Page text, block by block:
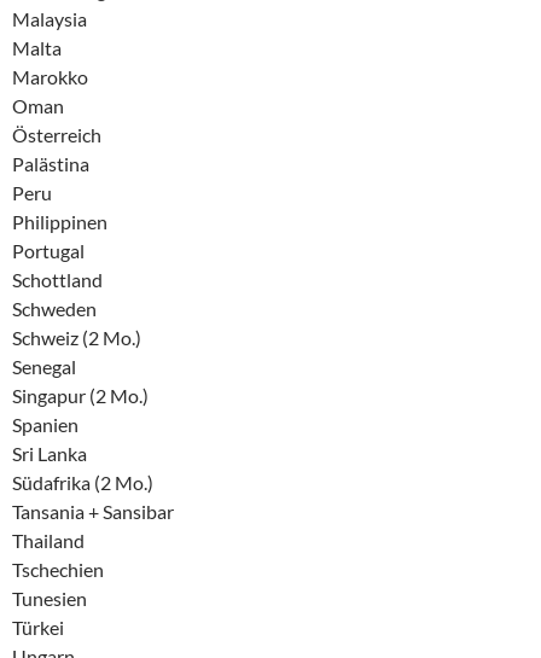
Malaysia
Malta
Marokko
Oman
Österreich
Palästina
Peru
Philippinen
Portugal
Schottland
Schweden
Schweiz (2 Mo.)
Senegal
Singapur (2 Mo.)
Spanien
Sri Lanka
Südafrika (2 Mo.)
Tansania + Sansibar
Thailand
Tschechien
Tunesien
Türkei